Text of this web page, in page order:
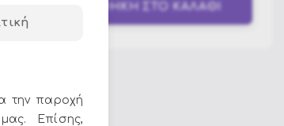
ΠΡΟΣΘΗΚΗ ΣΤΟ ΚΑΛΑΘΙ
την παροχή
Επίσης,